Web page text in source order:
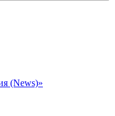
(News)»